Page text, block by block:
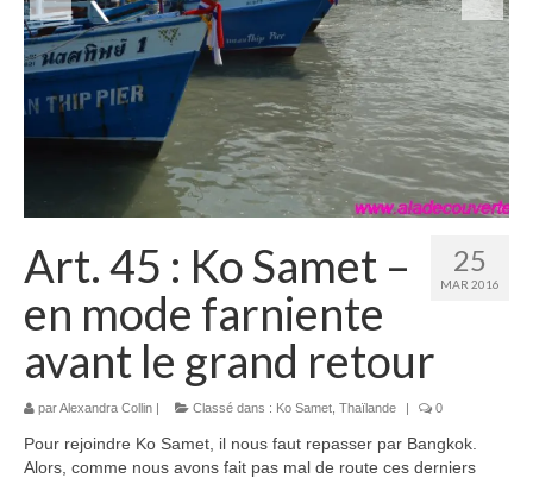
Carte du Laos
Laos – infos
Paludisme au Laos
Les articles du Laos
Carte du Vietnam
Vietnam – Infos
Paludisme au Vietnam
Les articles du Vietnam
Cambodge
25
MAR 2016
Art. 45 : Ko Samet –
en mode farniente
avant le grand retour
parAlexandra Collin | Classé dans : Ko Samet Thaïlande | 0
Pour rejoindre Ko Samet, il nous faut repasser par Bangkok.
Alors, comme nous avons fait pas mal de route ces derniers